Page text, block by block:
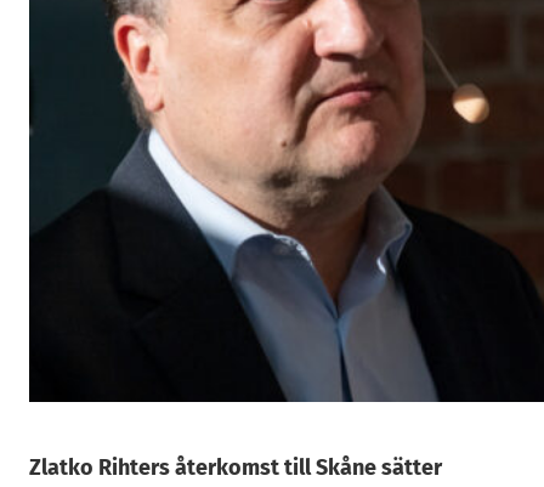
Zlatko Rihters återkomst till Skåne sätter